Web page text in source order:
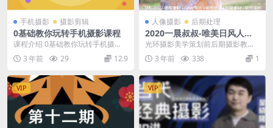
手机摄影 摄影剪辑
0基础教你玩转手机摄影课程
课程介绍 0基础教你玩转手机摄
影，67节课手把手实操讲解，好学
易懂，非常适合喜爱...
3 年前 29 12.9
人像摄影 后期处理
2020一晨叔叔-唯美日风人像
摄影实战训练营
光环摄影美学策划前后期摄影教程
2020一晨叔叔-唯美日风人像摄影实
战训练营 &...
3 年前 338 1
VIP VIP